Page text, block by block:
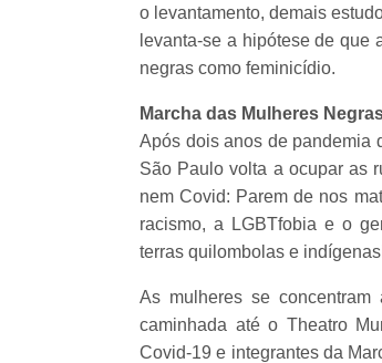
o levantamento, demais
levanta-se a hipótese de que
negras como feminicídio.
Marcha das Mulheres
Após dois anos de pandemia
São Paulo volta a ocupar as
nem Covid: Parem de nos
racismo, a LGBTfobia e o
terras quilombolas e
As mulheres se
caminhada até o Theatro
Covid-19 e integrantes da